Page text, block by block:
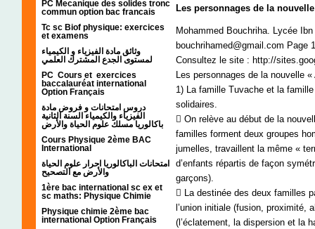
PC Mecanique des solides tronc
commun option bac francais
Tc sc Biof physique: exercices
et examens
وثائق مادة الفيزياء و الكيمياء
PC Cours et exercices
baccalauréat international
Option Français
دروس امتحانات و فروض مادة
الفيزياء والكيمياء السنة الثانية
باكالوريا مسلك علوم الحياة والأرض
Cours Physique 2ème BAC
International
امتحانات الباكالوريا احرار علوم الحياة
والأرض مع التصحيح
1ère bac international sc ex et
sc maths: Physique Chimie
Physique chimie 2ème bac
international Option Français
Les personnages de la
Mohammed Bouchriha. Lycée
bouchrihamed@gmail.com Page 1
Consultez le site : http://
Les personnages de la nouvelle
1) La famille Tuvache et la
solidaires.
 On relève au début de la
familles forment deux groupes
jumelles, travaillent la même «
d’enfants répartis de façon
garçons).
 La destinée des deux familles
l’union initiale (fusion, proximité,
(l’éclatement, la dispersion et la